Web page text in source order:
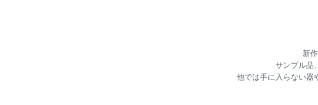
新
サンプル品
他では手に入らない器